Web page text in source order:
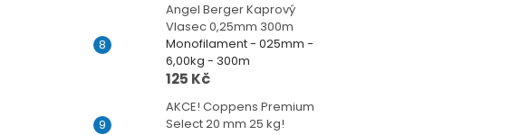
Angel Berger Kaprový
Vlasec 0,25mm 300m
Monofilament - 025mm -
6,00kg - 300m
125 Kč
AKCE! Coppens Premium
Select 20 mm 25 kg!